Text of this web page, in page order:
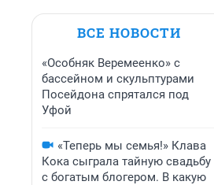
ВСЕ НОВОСТИ
«Особняк Веремеенко» с
бассейном и скульптурами
Посейдона спрятался под
Уфой
«Теперь мы семья!» Клава
Кока сыграла тайную свадьбу
с богатым блогером. В какую